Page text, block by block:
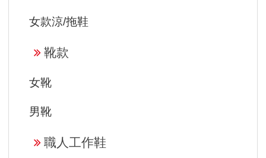
女款涼/拖鞋
靴款
女靴
男靴
職人工作鞋